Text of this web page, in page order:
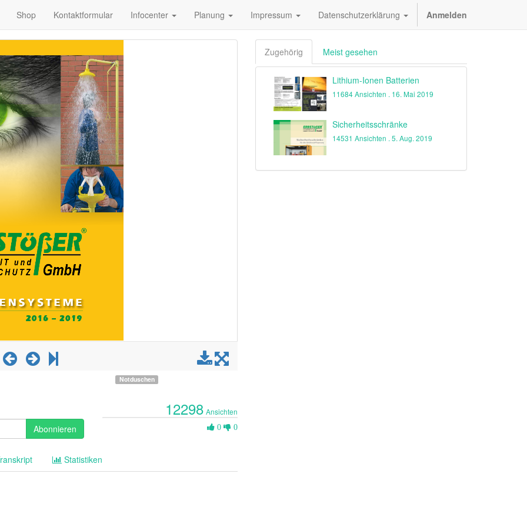
Shop Kontaktformular Infocenter Planung Impressum Datenschutzerklärung Anmelden
Notduschen
Abonnieren
12298 Ansichten
0 0
Statistiken
Zugehörig Meist gesehen
Lithium-Ionen Batterien
11684 Ansichten . 16. Mai 2019
Sicherheitsschränke
14531 Ansichten . 5. Aug. 2019